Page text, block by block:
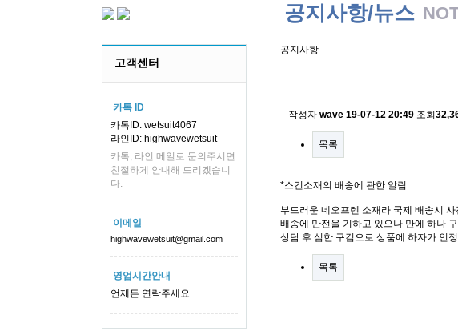
고객센터
카톡 ID
카톡ID: wetsuit4067
라인ID: highwavewetsuit
카톡, 라인 메일로 문의주시면
친절하게 안내해 드리겠습니
다.
이메일
highwavewetsuit@gmail.com
영업시간안내
언제든 연락주세요
공지사항/뉴스
공지사항
작성자 wave 19-07-12 20:49 조회
목록
*스킨소재의 배송에 관한 알림
부드러운 네오프렌 소재라 국제 배송시
배송에 만전을 기하고 있으나 만에 하나
상담 후 심한 구김으로 상품에 하자가 인
목록